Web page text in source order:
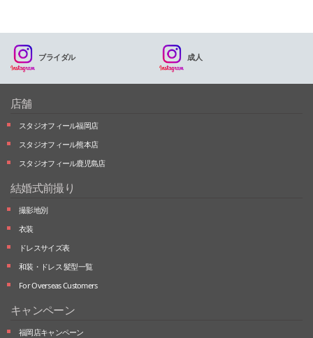
ブライダル 成人
店舗
スタジオフィール福岡店
スタジオフィール熊本店
スタジオフィール鹿児島店
結婚式前撮り
撮影地別
衣装
ドレスサイズ表
和装・ドレス 髪型一覧
For Overseas Customers
キャンペーン
福岡店キャンペーン